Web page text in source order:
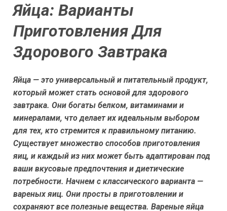
Яйца: Варианты
Приготовления Для
Здорового Завтрака
Яйца — это универсальный и питательный продукт,
который может стать основой для здорового
завтрака. Они богаты белком, витаминами и
минералами, что делает их идеальным выбором
для тех, кто стремится к правильному питанию.
Существует множество способов приготовления
яиц, и каждый из них может быть адаптирован под
ваши вкусовые предпочтения и диетические
потребности. Начнем с классического варианта —
вареных яиц. Они просты в приготовлении и
сохраняют все полезные вещества. Вареные яйца